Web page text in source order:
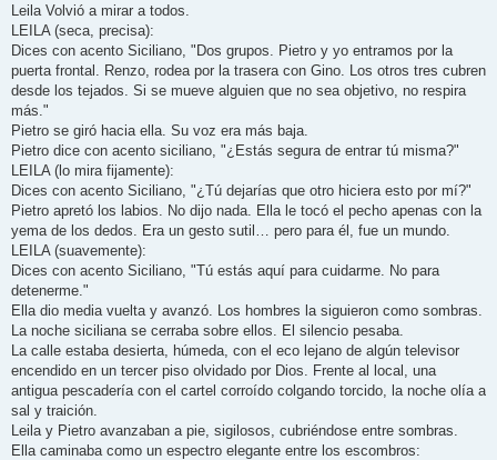
Leila Volvió a mirar a todos.
LEILA (seca, precisa):
Dices con acento Siciliano, "Dos grupos. Pietro y yo entramos por la
puerta frontal. Renzo, rodea por la trasera con Gino. Los otros tres cubren
desde los tejados. Si se mueve alguien que no sea objetivo, no respira
más."
Pietro se giró hacia ella. Su voz era más baja.
Pietro dice con acento siciliano, "¿Estás segura de entrar tú misma?"
LEILA (lo mira fijamente):
Dices con acento Siciliano, "¿Tú dejarías que otro hiciera esto por mí?"
Pietro apretó los labios. No dijo nada. Ella le tocó el pecho apenas con la
yema de los dedos. Era un gesto sutil… pero para él, fue un mundo.
LEILA (suavemente):
Dices con acento Siciliano, "Tú estás aquí para cuidarme. No para
detenerme."
Ella dio media vuelta y avanzó. Los hombres la siguieron como sombras.
La noche siciliana se cerraba sobre ellos. El silencio pesaba.
La calle estaba desierta, húmeda, con el eco lejano de algún televisor
encendido en un tercer piso olvidado por Dios. Frente al local, una
antigua pescadería con el cartel corroído colgando torcido, la noche olía a
sal y traición.
Leila y Pietro avanzaban a pie, sigilosos, cubriéndose entre sombras.
Ella caminaba como un espectro elegante entre los escombros: